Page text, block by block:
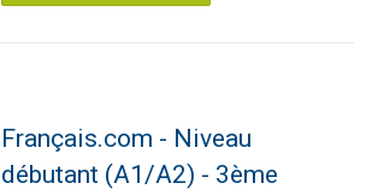
Français.com - Niveau
débutant (A1/A2) - 3ème